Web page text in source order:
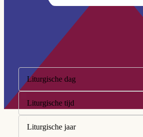
Filter op:
Liturgische dag
10e Zondag
11e Zondag
Liturgische tijd
Advent
Liturgische jaar